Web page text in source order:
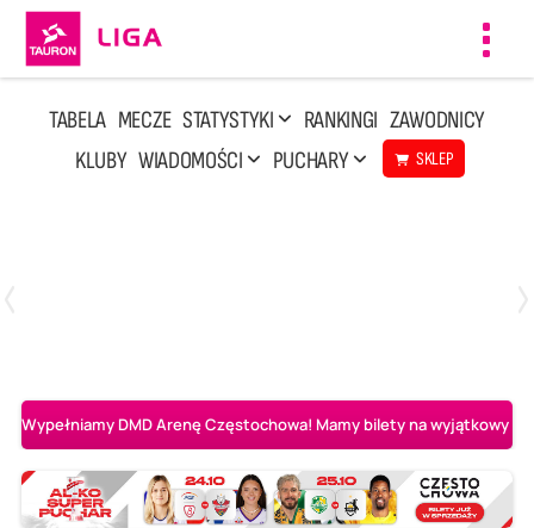
TABELA MECZE STATYSTYKI RANKINGI ZAWODNICY
KLUBY WIADOMOŚCI PUCHARY SKLEP
Wypełniamy DMD Arenę Częstochowa! Mamy bilety na wyjątkowy